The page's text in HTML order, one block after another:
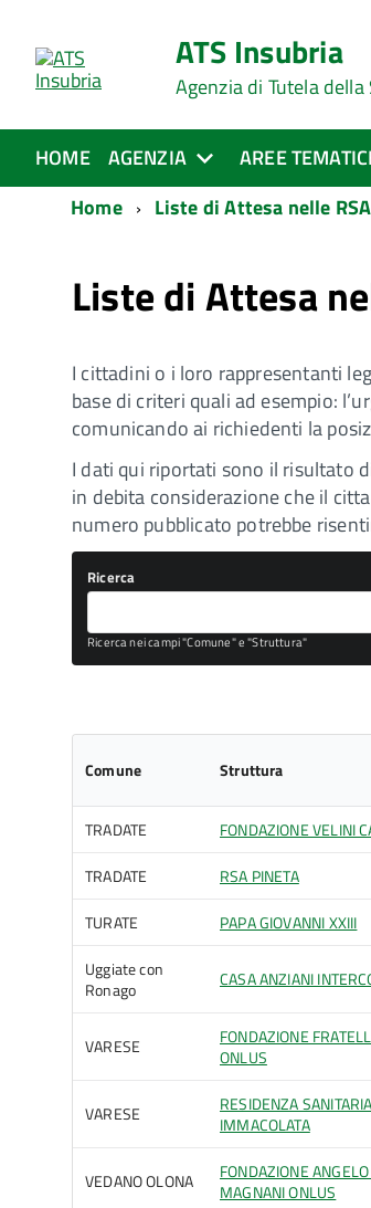
ATS Insubria
Agenzia di Tutela
HOME AGENZIA AREE
Home
Liste di Attesa nelle RSA
Liste di Attesa
I cittadini o i loro rappresentanti
base di criteri quali ad esempio:
comunicando ai richiedenti la
I dati qui riportati sono il risultato
in debita considerazione che il
numero pubblicato potrebbe
Ricerca
Ricerca nei campi "Comune" e "Struttura"
Comune Struttura
TRADATE FONDAZIONE VELINI
TRADATE
RSA PINETA
TURATE
PAPA GIOVANNI XXIII
Uggiate con
Ronago
CASA ANZIANI
VARESE
FONDAZIONE
ONLUS
VARESE
RESIDENZA
IMMACOLATA
VEDANO OLONA
FONDAZIONE
MAGNANI ONLUS